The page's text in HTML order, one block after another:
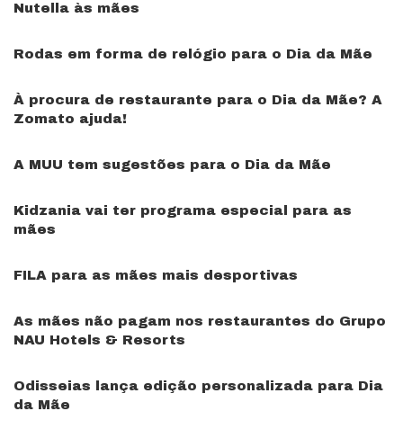
Nutella às mães
Rodas em forma de relógio para o Dia da Mãe
À procura de restaurante para o Dia da Mãe? A
Zomato ajuda!
A MUU tem sugestões para o Dia da Mãe
Kidzania vai ter programa especial para as
mães
FILA para as mães mais desportivas
As mães não pagam nos restaurantes do Grupo
NAU Hotels & Resorts
Odisseias lança edição personalizada para Dia
da Mãe